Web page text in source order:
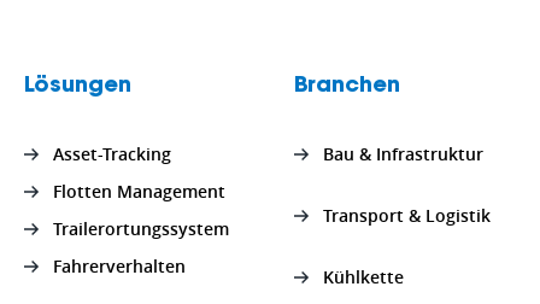
Lösungen
Asset-Tracking
Flotten Management
Trailerortungssystem
Fahrerverhalten
Branchen
Bau & Infrastruktur
Transport & Logistik
Kühlkette